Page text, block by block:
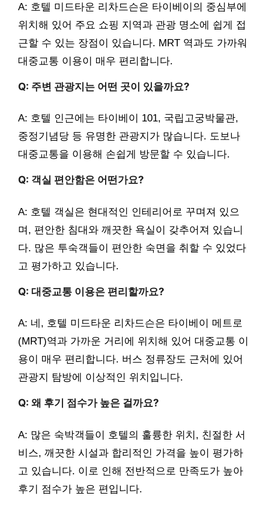
A: 호텔 미드타운 리차드슨은 타이베이의 중심부에
위치해 있어 주요 쇼핑 지역과 관광 명소에 쉽게 접
근할 수 있는 장점이 있습니다. MRT 역과도 가까워
대중교통 이용이 매우 편리합니다.
Q: 주변 관광지는 어떤 곳이 있을까요?
A: 호텔 인근에는 타이베이 101, 국립고궁박물관,
중정기념당 등 유명한 관광지가 많습니다. 도보나
대중교통을 이용해 손쉽게 방문할 수 있습니다.
Q: 객실 편안함은 어떤가요?
A: 호텔 객실은 현대적인 인테리어로 꾸며져 있으
며, 편안한 침대와 깨끗한 욕실이 갖추어져 있습니
다. 많은 투숙객들이 편안한 숙면을 취할 수 있었다
고 평가하고 있습니다.
Q: 대중교통 이용은 편리할까요?
A: 네, 호텔 미드타운 리차드슨은 타이베이 메트로
(MRT)역과 가까운 거리에 위치해 있어 대중교통 이
용이 매우 편리합니다. 버스 정류장도 근처에 있어
관광지 탐방에 이상적인 위치입니다.
Q: 왜 후기 점수가 높은 걸까요?
A: 많은 숙박객들이 호텔의 훌륭한 위치, 친절한 서
비스, 깨끗한 시설과 합리적인 가격을 높이 평가하
고 있습니다. 이로 인해 전반적으로 만족도가 높아
후기 점수가 높은 편입니다.